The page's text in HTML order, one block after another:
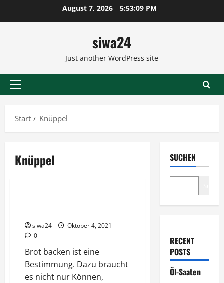
August 7, 2026 5:53:10 PM
siwa24
Just another WordPress site
Primäres
Start
Knüppel
Knüppel
siwa24
Oktober 4, 2021
0
Brot backen ist eine
Bestimmung. Dazu braucht
es nicht nur Können,
SUCHEN
RECENT
POSTS
Öl-Saaten